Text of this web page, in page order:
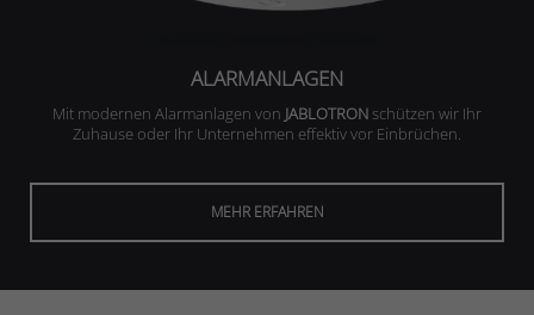
ALARMANLAGEN
Mit modernen Alarmanlagen von JABLOTRON schützen wir Ihr
Zuhause oder Ihr Unternehmen effektiv vor Einbrüchen.
MEHR ERFAHREN